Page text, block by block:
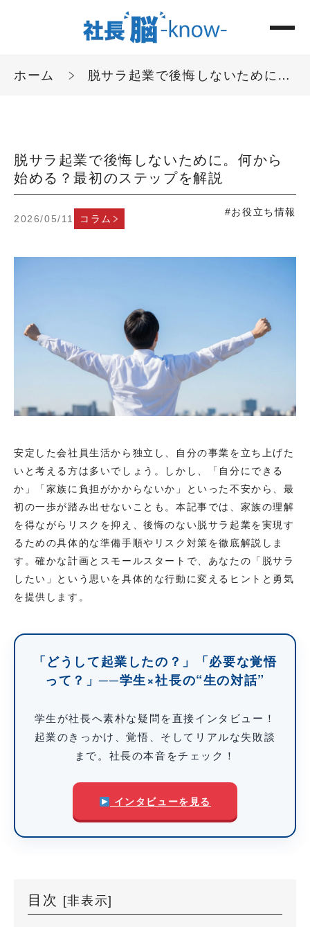
ホーム 脱サラ起業で後悔しないために。何から始める？最初のステップを解説
脱サラ起業で後悔しないために。何から
始める？最初のステップを解説
2026/05/11 コラム
#お役立ち情報
安定した会社員生活から独立し、自分の事業を立ち上げた
いと考える方は多いでしょう。しかし、「自分にできる
か」「家族に負担がかからないか」といった不安から、最
初の一歩が踏み出せないことも。本記事では、家族の理解
を得ながらリスクを抑え、後悔のない脱サラ起業を実現す
るための具体的な準備手順やリスク対策を徹底解説しま
す。確かな計画とスモールスタートで、あなたの「脱サラ
したい」という思いを具体的な行動に変えるヒントと勇気
を提供します。
「どうして起業したの？」「必要な覚悟
って？」──学生×社長の“生の対話”
学生が社長へ素朴な疑問を直接インタビュー！
起業のきっかけ、覚悟、そしてリアルな失敗談
まで。社長の本音をチェック！
インタビューを見る
目次 [非表示]